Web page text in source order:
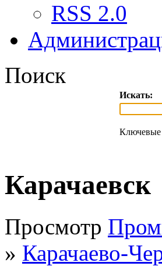
RSS 2.0
Поиск
Искать:
Ключевые
Карачаевск
Просмотр
» Карачаево-